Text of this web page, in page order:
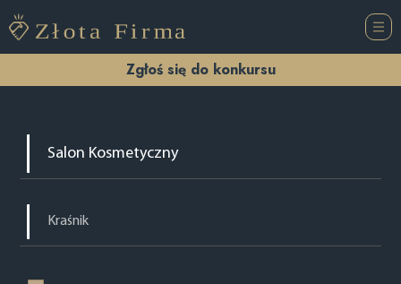
Zgłoś się do konkursu